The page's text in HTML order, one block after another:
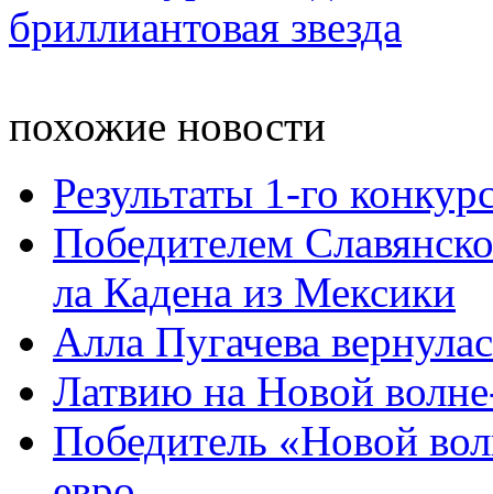
бриллиантовая звезда
похожие новости
Результаты 1-го
Победителем
ла Кадена из Мексики
Алла Пугачева
Латвию на Новой
Победитель «Новой